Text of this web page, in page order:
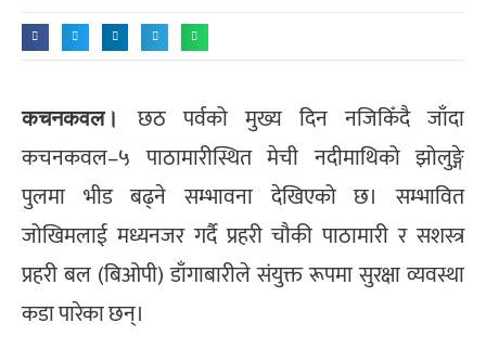
कचनकवल।छठ पर्वको मुख्य दिन नजिकिँदै जाँदा
कचनकवल–५ पाठामारीस्थित मेची नदीमाथिको झोलुङ्गे
पुलमा भीड बढ्ने सम्भावना देखिएको छ। सम्भावित
जोखिमलाई मध्यनजर गर्दै प्रहरी चौकी पाठामारी र सशस्त्र
प्रहरी बल (बिओपी) डाँगाबारीले संयुक्त रूपमा सुरक्षा व्यवस्था
कडा पारेका छन्।